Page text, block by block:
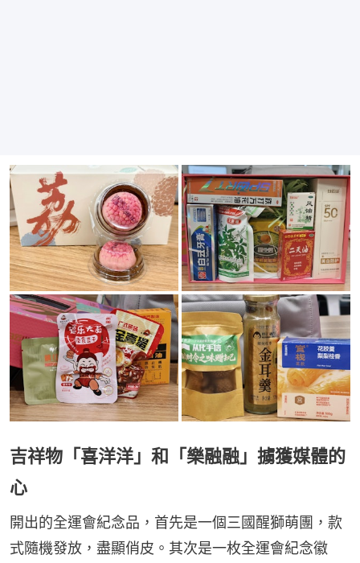
吉祥物「喜洋洋」和「樂融融」擄獲媒體的
心
開出的全運會紀念品，首先是一個三國醒獅萌團，款
式隨機發放，盡顯俏皮。其次是一枚全運會紀念徽